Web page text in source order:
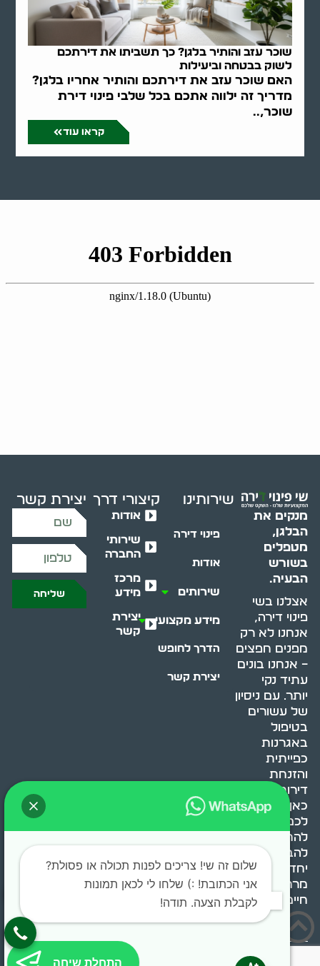
שוכר עזב והותיר בלגן? כך תשביתו את דירתכם
לשוק בבטחה וביעילות
האם שוכר עזב את דירתכם והותיר אחריו בלגן?
מדריך זה ילווה אתכם בכל שלבי פינוי דירת
שוכר,..
קראו עוד
מנקים את
הבלגן,
מטפלים
בשורש
הבעיה.
אצלנו בשי
פינוי דירה,
אנחנו לא רק
מפנים חפצים
– אנחנו בונים
עתיד נקי
יותר. עם ניסיון
של עשורים
בטיפול
באגרנות
כפייתית
והזנחת
דירות, אנחנו
כאן כדי לעזור
לכם
להתמודד,
להבין ולשנות.
יחד, ניצור
מרחב
חיים בריא ומאוזן.
שירותינו
פינוי דירה
אודות
שירותים
מידע מקצועי
הדרך לחופש
יצירת קשר
קיצורי דרך
אודות
שירותי
החברה
מרכז
מידע
יצירת
קשר
יצירת קשר
שליחה
שלום זה שי! צריכים לפנות תכולה או פסולת?
אני הכתובת! :) שלחו לי לכאן תמונות
לקבלת הצעה. תודה!
התחלת שיחה